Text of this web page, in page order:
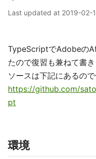
Last updated at 2019-02-
TypeScriptでAdobeの
たので復習も兼ねて書き
ソースは下記にあるの
https://github.com/
pt
環境